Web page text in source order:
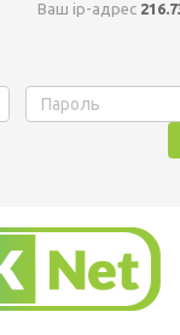
Ваш ip-адрес